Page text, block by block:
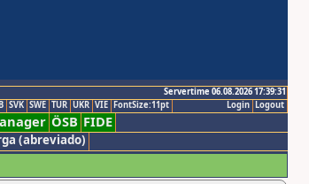
Servertime 06.08.2026 17:39:31
Logout
Login
SVK SWE TUR UKR VIE FontSize:11pt
ÖSB FIDE
(abreviado)